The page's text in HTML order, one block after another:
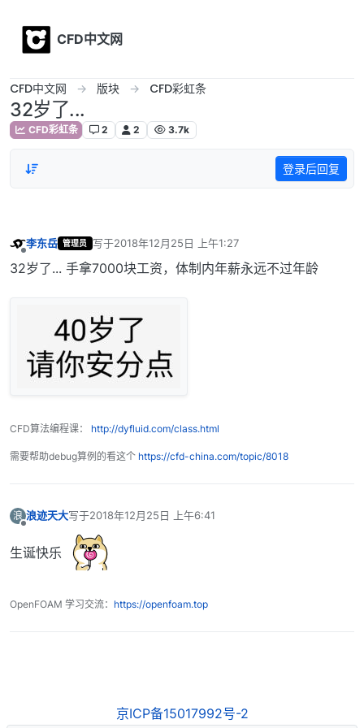
CFD中文网
CFD中文网 版块 CFD彩虹条
32岁了...
CFD彩虹条 2 2 3.7k
登录后回复
李东岳 管理员 写于2018年12月25日 上午1:27
最后由 编辑
32岁了... 手拿7000块工资，体制内年薪永远不过年龄
CFD算法编程课： http://dyfluid.com/class.html
需要帮助debug算例的看这个 https://cfd-china.com/topic/8018
浪 浪迹天大写于2018年12月25日 上午6:41
最后由 编辑
生诞快乐
OpenFOAM 学习交流： https://openfoam.top
京ICP备15017992号-2